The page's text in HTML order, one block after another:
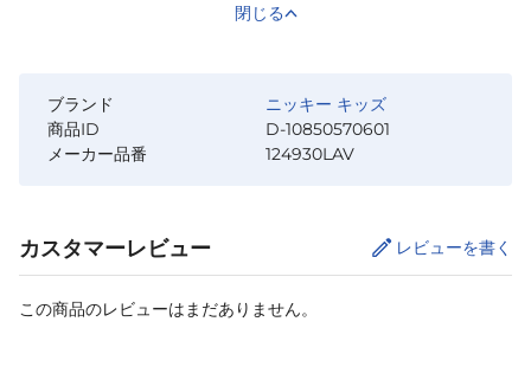
閉じる
ブランド
ニッキー キッズ
商品ID
D-10850570601
メーカー品番
124930LAV
カスタマーレビュー レビューを書く
この商品のレビューはまだありません。